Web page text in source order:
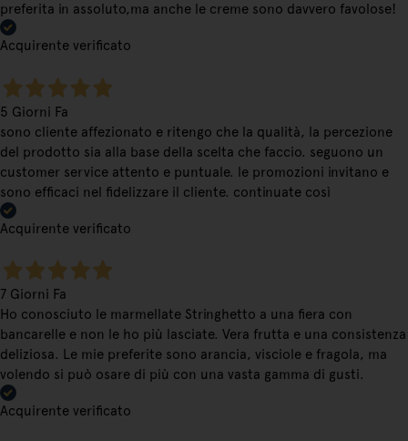
preferita in assoluto,ma anche le creme sono davvero favolose!
Acquirente verificato
5 Giorni Fa
sono cliente affezionato e ritengo che la qualità, la percezione
del prodotto sia alla base della scelta che faccio. seguono un
customer service attento e puntuale. le promozioni invitano e
sono efficaci nel fidelizzare il cliente. continuate così
Acquirente verificato
7 Giorni Fa
Ho conosciuto le marmellate Stringhetto a una fiera con
bancarelle e non le ho più lasciate. Vera frutta e una consistenza
deliziosa. Le mie preferite sono arancia, visciole e fragola, ma
volendo si può osare di più con una vasta gamma di gusti.
Acquirente verificato